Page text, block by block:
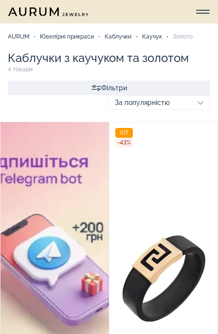
AURUM Ювелірні прикраси Каблучки Каучук Золото
Каблучки з каучуком та золотом
4 товари
Фільтри
ХІТ
-43%